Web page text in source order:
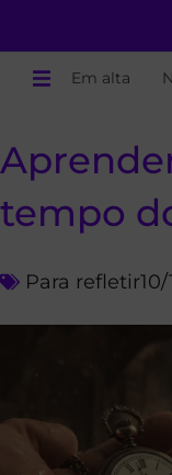
Em alta
tempo
Para refletir